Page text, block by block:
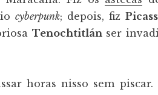
cyberpunk; depois, fiz
Tenochtitlán ser
horas nisso sem piscar.